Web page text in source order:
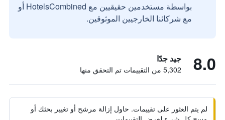
بواسطة مستخدمين حقيقيين مع HotelsCombined أو
مع شركائنا الخارجيين الموثوقين.
8.0 جيد جدًا
5,302 من التقييمات تم التحقق منها
لم يتم العثور على تقييمات. حاول إزالة مرشح أو تغيير بحثك أو